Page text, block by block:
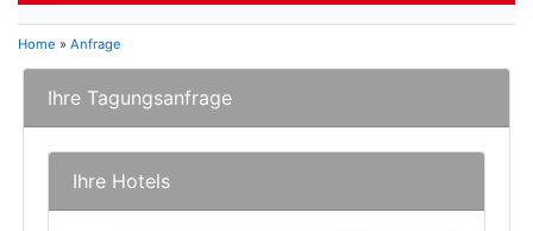
Home » Anfrage
Ihre Tagungsanfrage
Ihre Hotels